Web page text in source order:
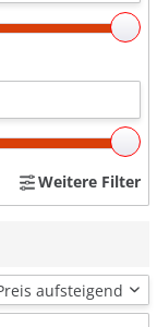
Weitere Filter